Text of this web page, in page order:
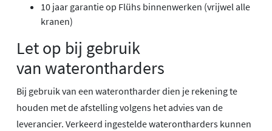
10 jaar garantie op Flühs binnenwerken (vrijwel alle
kranen)
Let op bij gebruik
van waterontharders
Bij gebruik van een waterontharder dien je rekening te
houden met de afstelling volgens het advies van de
leverancier. Verkeerd ingestelde waterontharders kunnen